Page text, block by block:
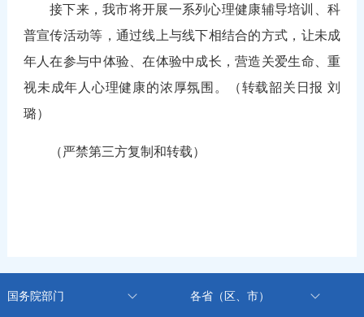
接下来，我市将开展一系列心理健康辅导培训、科
普宣传活动等，通过线上与线下相结合的方式，让未成
年人在参与中体验、在体验中成长，营造关爱生命、重
视未成年人心理健康的浓厚氛围。（转载韶关日报 刘
璐）
（严禁第三方复制和转载）
国务院部门 各省（区、市）